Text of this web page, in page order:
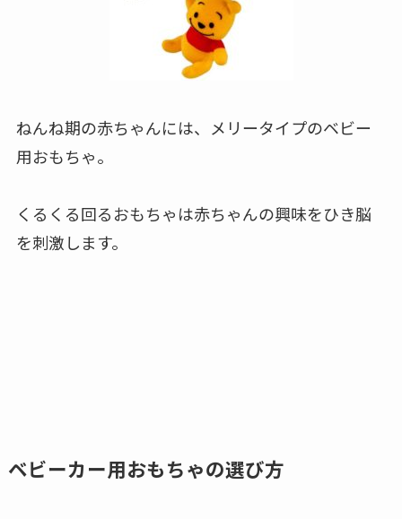
ねんね期の赤ちゃんには、メリータイプのベビー
用おもちゃ。
くるくる回るおもちゃは赤ちゃんの興味をひき脳
を刺激します。